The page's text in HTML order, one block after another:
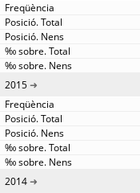
2015
2014